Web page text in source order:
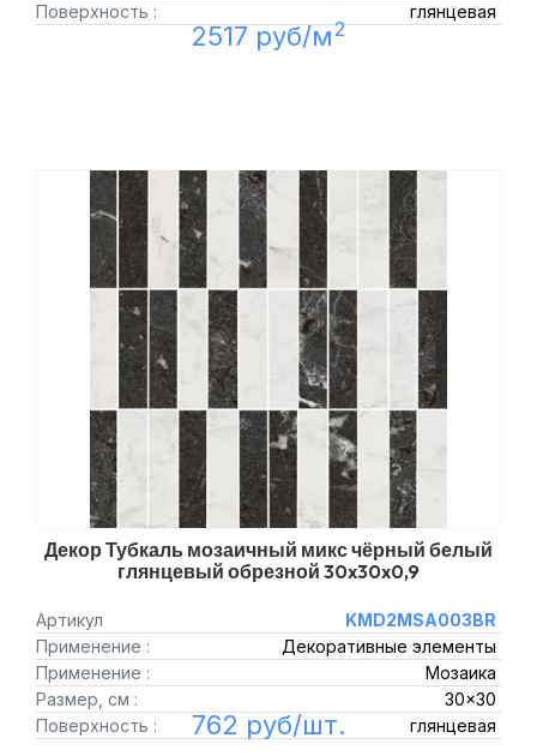
Поверхность :
глянцевая
2517 руб/м2
Декор Тубкаль мозаичный микс чёрный белый
глянцевый обрезной 30x30x0,9
Артикул
KMD2MSA003BR
Применение :
Декоративные элементы
Применение :
Мозаика
Размер, см :
30x30
Поверхность :
глянцевая
762 руб/шт.